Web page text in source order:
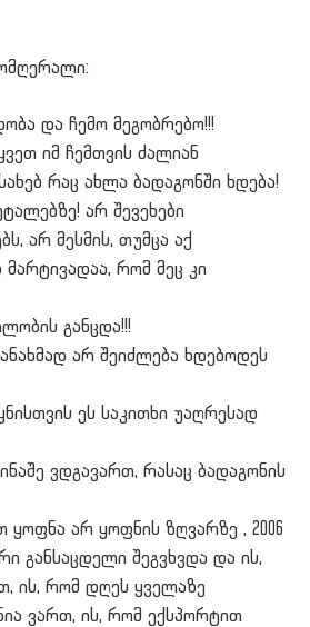
და ჩემო მეგობრებო!!!
იმ ჩემთვის ძალიან
რაც ახლა ბადაგონში ხდება!
არ შევეხები
არ მესმის, თუმცა აქ
რომ მეც კი
განცდა!!!
არ შეიძლება ხდებოდეს
ეს საკითხი უაღრესად
ვდგავართ, რასაც ბადაგონის
არ ყოფნის ზღვარზე , 2006
განსაცდელი შეგვხვდა და ის,
ის, რომ დღეს ყველაზე
ვართ, ის, რომ ექსპორტით